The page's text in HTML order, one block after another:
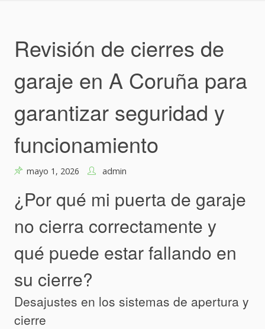
Revisión de cierres de
garaje en A Coruña para
garantizar seguridad y
funcionamiento
mayo 1, 2026 admin
¿Por qué mi puerta de garaje
no cierra correctamente y
qué puede estar fallando en
su cierre?
Desajustes en los sistemas de apertura y
cierre